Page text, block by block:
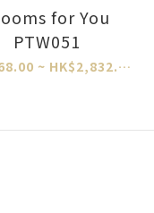
for You
PTW051
HK$668.00 ~ HK$2,832.00